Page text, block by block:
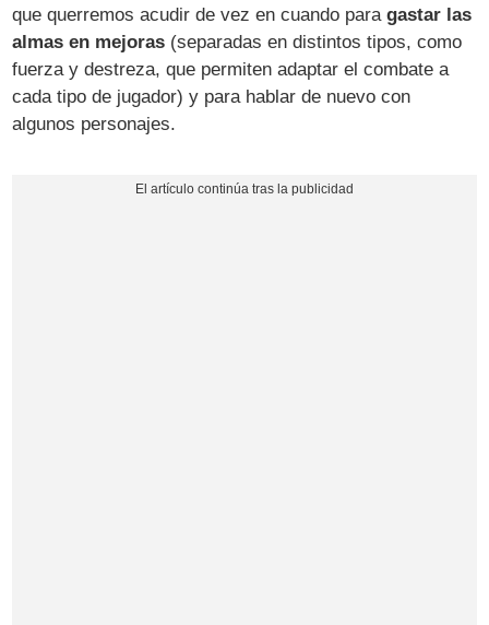
que querremos acudir de vez en cuando paragastar las
almas en mejoras (separadas en distintos tipos, como
fuerza y destreza, que permiten adaptar el combate a
cada tipo de jugador) y para hablar de nuevo con
algunos personajes.